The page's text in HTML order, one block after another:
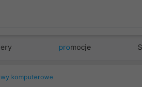
promocje
komputerowe